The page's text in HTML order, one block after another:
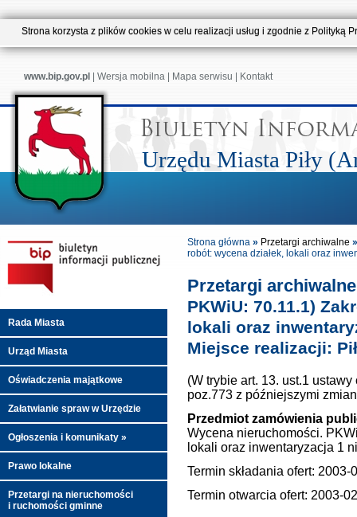
Strona korzysta z plików cookies w celu realizacji usług i zgodnie z
www.bip.gov.pl Wersja mobilna Mapa serwisu Kontakt
Urzędu Miasta Piły
Rada Miasta
Urząd Miasta
Oświadczenia majątkowe
Załatwianie spraw w Urzędzie
Ogłoszenia i komunikaty »
Prawo lokalne
Przetargi na nieruchomości
i ruchomości gminne
Strona główna » Przetargi archiwalne »
robót: wycena działek, lokali oraz
Przetargi
PKWiU: 70.11.1)
lokali oraz
Miejsce realizacji:
(W trybie art. 13. ust.1
poz.773 z późniejszymi
Przedmiot zamówienia
Wycena nieruchomości.
lokali oraz inwentaryzacja 1
Termin składania ofert: 2003-
Termin otwarcia ofert: 2003-